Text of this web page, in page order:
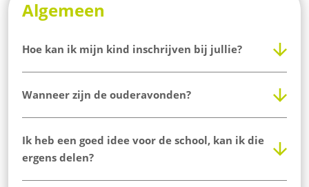
Algemeen
Hoe kan ik mijn kind inschrijven bij jullie?
Wanneer zijn de ouderavonden?
Ik heb een goed idee voor de school, kan ik die
ergens delen?